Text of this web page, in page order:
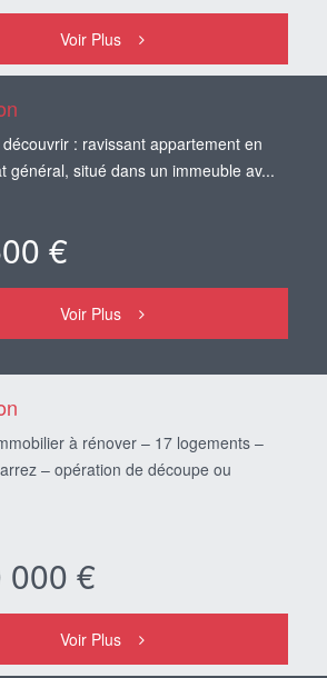
Voir Plus
: ravissant appartement en
général, situé dans un immeuble av...
€
Voir Plus
à rénover – 17 logements –
– opération de découpe ou
000 €
Voir Plus